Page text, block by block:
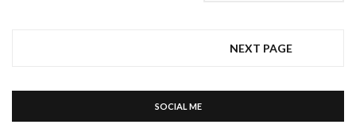
NEXT PAGE
SOCIAL ME